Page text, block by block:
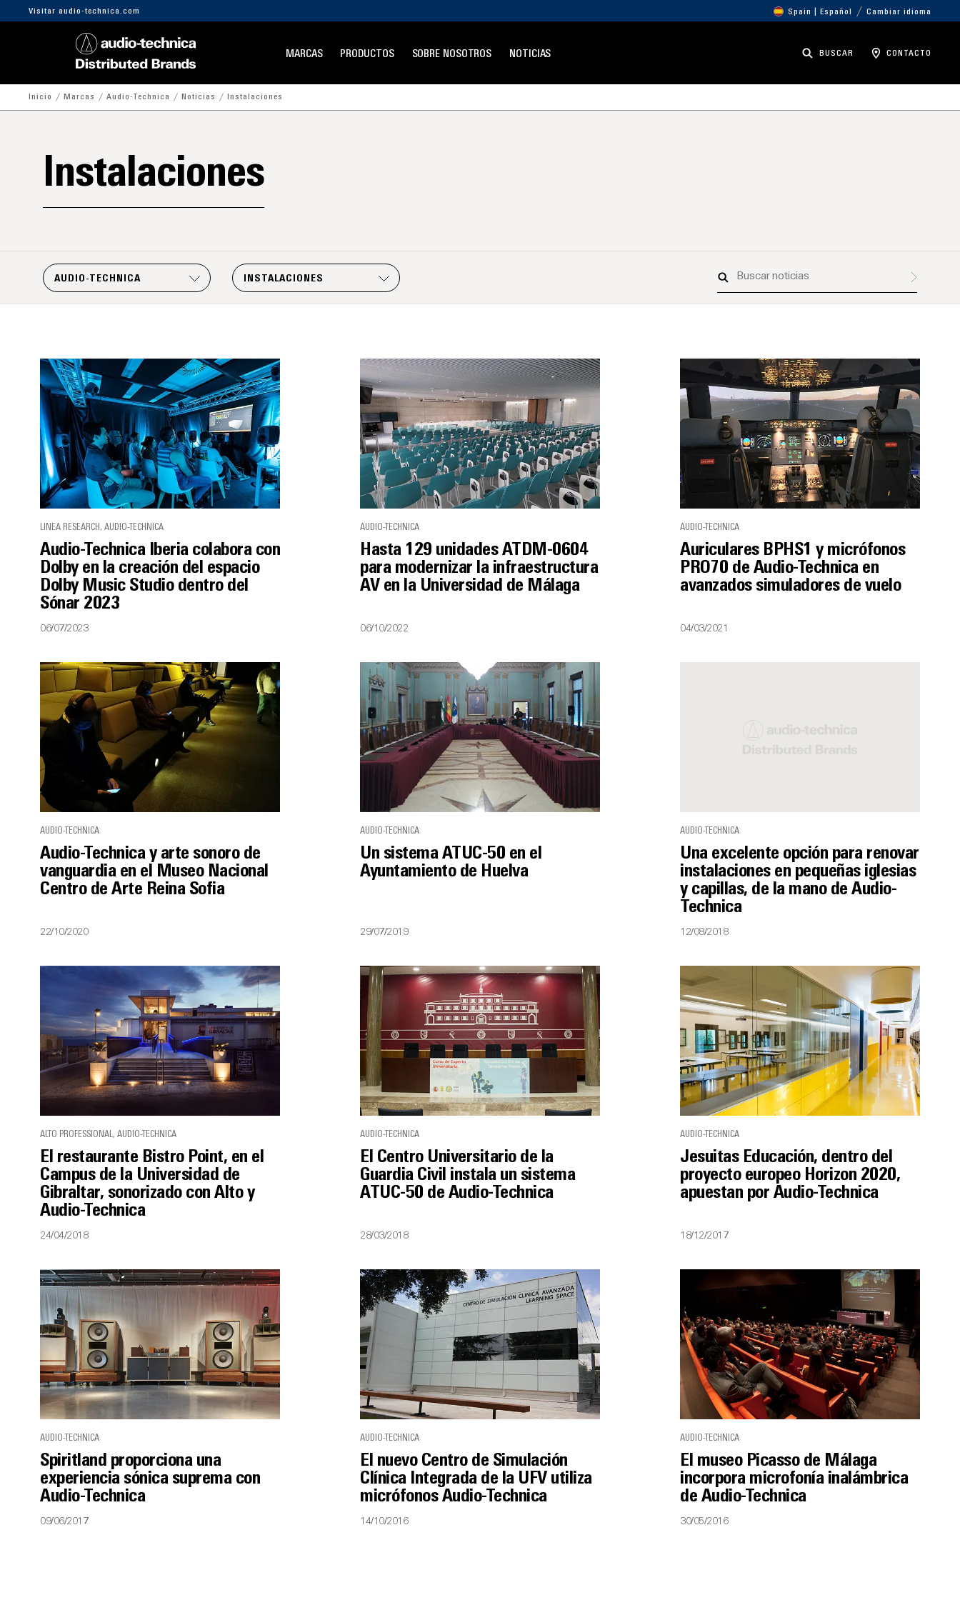
Visitar audio-technica.com Spain | Español Cambiar idioma
MARCAS PRODUCTOS SOBRE NOSOTROS NOTICIAS BUSCAR CONTACTO
Inicio Marcas Audio-Technica Noticias Instalaciones
Instalaciones
Buscar
AUDIO-TECHNICA INSTALACIONES
LINEA RESEARCH, AUDIO-TECHNICA
Audio-Technica Iberia colabora con
Dolby en la creación del espacio
Dolby Music Studio dentro del
Sónar 2023
06/07/2023
AUDIO-TECHNICA
Hasta 129 unidades ATDM-0604
para modernizar la infraestructura
AV en la Universidad de Málaga
06/10/2022
AUDIO-TECHNICA
Auriculares BPHS1 y micrófonos
PRO70 de Audio-Technica en
avanzados simuladores de vuelo
04/03/2021
AUDIO-TECHNICA
Audio-Technica y arte sonoro de
vanguardia en el Museo Nacional
Centro de Arte Reina Sofia
22/10/2020
AUDIO-TECHNICA
Un sistema ATUC-50 en el
Ayuntamiento de Huelva
29/07/2019
AUDIO-TECHNICA
Una excelente opción para renovar
instalaciones en pequeñas iglesias
y capillas, de la mano de Audio-
Technica
12/08/2018
ALTO PROFESSIONAL, AUDIO-TECHNICA
El restaurante Bistro Point, en el
Campus de la Universidad de
Gibraltar, sonorizado con Alto y
Audio-Technica
24/04/2018
AUDIO-TECHNICA
El Centro Universitario de la
Guardia Civil instala un sistema
ATUC-50 de Audio-Technica
28/03/2018
AUDIO-TECHNICA
Jesuitas Educación, dentro del
proyecto europeo Horizon 2020,
apuestan por Audio-Technica
18/12/2017
AUDIO-TECHNICA
Spiritland proporciona una
experiencia sónica suprema con
Audio-Technica
09/06/2017
AUDIO-TECHNICA
El nuevo Centro de Simulación
Clínica Integrada de la UFV utiliza
micrófonos Audio-Technica
14/10/2016
AUDIO-TECHNICA
El museo Picasso de Málaga
incorpora microfonía inalámbrica
de Audio-Technica
30/05/2016